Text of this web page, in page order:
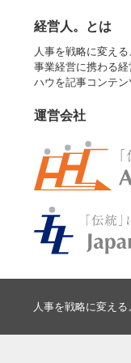
経営人。とは
人事を戦略に変え
事業経営に携わる
ハウを記事コンテン
運営会社
人事を戦略に変え